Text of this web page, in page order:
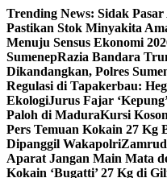
Skip
to
content
Trending News: Sidak
Pastikan Stok Minyakita
Menuju Sensus Ekonomi
SumenepRazia Bandara
Dikandangkan, Polres
Regulasi di Tapakerbau:
EkologiJurus Fajar
Paloh di MaduraKursi
Pers Temuan Kokain 27 Kg
Dipanggil Wakapolri
Aparat Jangan Main Mata
Kokain ‘Bugatti’ 27 Kg di